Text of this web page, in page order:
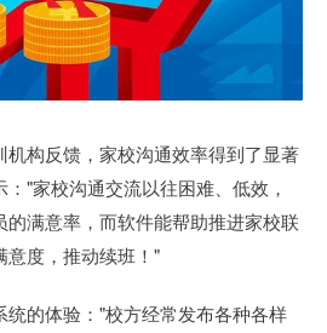
机构反馈，家校沟通效率得到了显著
"家校沟通交流以往困难、低效，
满意率，而软件能帮助推进家校联
意度，推动续班！"
统的体验："校方经常发布各种各样